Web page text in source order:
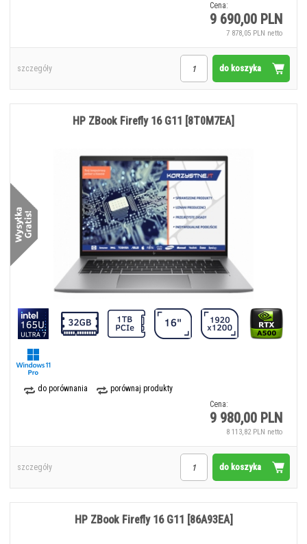
Cena:
9 690,00 PLN
7 878,05 PLN netto
do koszyka
szczegóły
do porównania
porównaj produkty
Cena:
9 980,00 PLN
8 113,82 PLN netto
HP ZBook Firefly 16 G11 [8T0M7EA]
do koszyka
szczegóły
HP ZBook Firefly 16 G11 [86A93EA]